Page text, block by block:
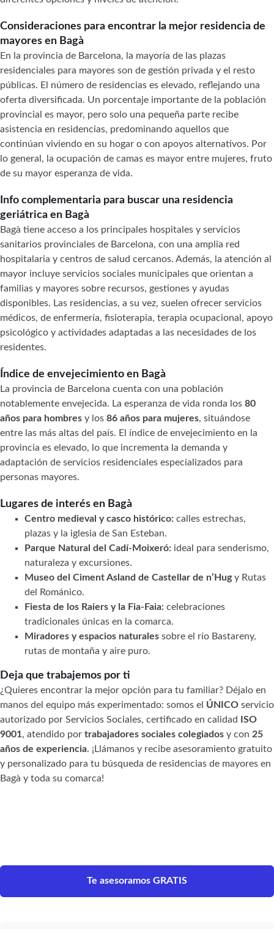
Consideraciones para encontrar la mejor residencia de
mayores en Bagà
En la provincia de Barcelona, la mayoría de las plazas
residenciales para mayores son de gestión privada y el resto
públicas. El número de residencias es elevado, reflejando una
oferta diversificada. Un porcentaje importante de la población
provincial es mayor, pero solo una pequeña parte recibe
asistencia en residencias, predominando aquellos que
continúan viviendo en su hogar o con apoyos alternativos. Por
lo general, la ocupación de camas es mayor entre mujeres, fruto
de su mayor esperanza de vida.
Info complementaria para buscar una residencia
geriátrica en Bagà
Bagà tiene acceso a los principales hospitales y servicios
sanitarios provinciales de Barcelona, con una amplia red
hospitalaria y centros de salud cercanos. Además, la atención al
mayor incluye servicios sociales municipales que orientan a
familias y mayores sobre recursos, gestiones y ayudas
disponibles. Las residencias, a su vez, suelen ofrecer servicios
médicos, de enfermería, fisioterapia, terapia ocupacional, apoyo
psicológico y actividades adaptadas a las necesidades de los
residentes.
Índice de envejecimiento en Bagà
La provincia de Barcelona cuenta con una población
notablemente envejecida. La esperanza de vida ronda los 80
años para hombres y los 86 años para mujeres, situándose
entre las más altas del país. El índice de envejecimiento en la
provincia es elevado, lo que incrementa la demanda y
adaptación de servicios residenciales especializados para
personas mayores.
Lugares de interés en Bagà
Centro medieval y casco histórico: calles estrechas,
plazas y la iglesia de San Esteban.
Parque Natural del Cadí-Moixeró: ideal para senderismo,
naturaleza y excursiones.
Museo del Ciment Asland de Castellar de n’Hugy Rutas
del Románico.
Fiesta de los Raiers y la Fia-Faia: celebraciones
tradicionales únicas en la comarca.
Miradores y espacios naturales sobre el río Bastareny,
rutas de montaña y aire puro.
Deja que trabajemos por ti
¿Quieres encontrar la mejor opción para tu familiar? Déjalo en
manos del equipo más experimentado: somos el ÚNICO servicio
autorizado por Servicios Sociales, certificado en calidad
ISO
9001, atendido por trabajadores sociales colegiados y con 25
años de experiencia. ¡Llámanos y recibe asesoramiento gratuito
y personalizado para tu búsqueda de residencias de mayores en
Bagà y toda su comarca!
Te asesoramos GRATIS